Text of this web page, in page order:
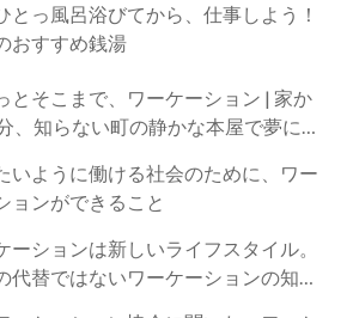
とっ風呂浴びてから、仕事しよう！
おすすめ銭湯
とそこまで、ワーケーション | 家か
、知らない町の静かな本屋で夢に近
いように働ける社会のために、ワー
ョンができること
ーションは新しいライフスタイル。
代替ではないワーケーションの知ら